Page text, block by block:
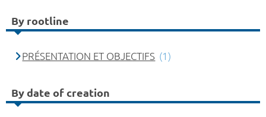
By rootline
PRÉSENTATION ET OBJECTIFS (1)
By date of creation